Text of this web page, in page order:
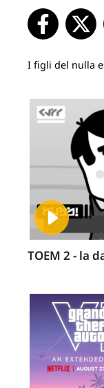
I figli del nulla
TOEM 2 - la